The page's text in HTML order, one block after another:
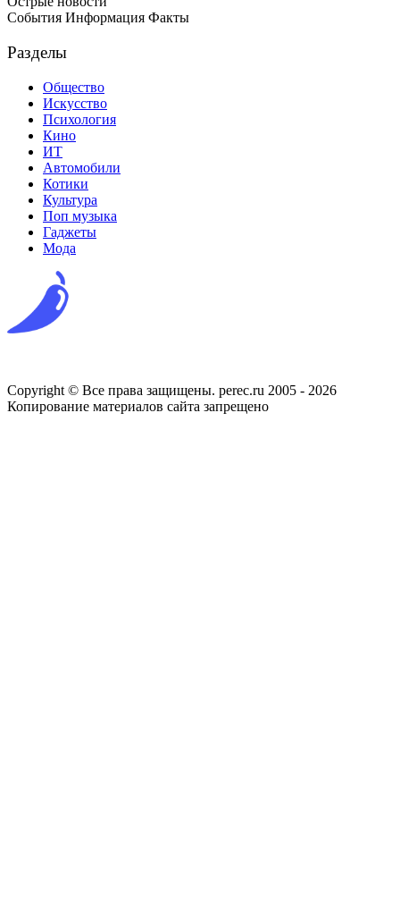
События Информация Факты
Разделы
Общество
Искусство
Психология
Кино
ИТ
Автомобили
Котики
Культура
Поп музыка
Гаджеты
Мода
Copyright © Все права защищены. perec.ru 2005 - 2026
Копирование материалов сайта запрещено